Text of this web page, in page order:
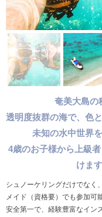
奄美大島の
透明度抜群の海で、色
未知の水中世界
4歳のお子様から上級
けます
シュノーケリングだけでなく
メイド（資格要）でも参加可
安全第一で、経験豊富なイン